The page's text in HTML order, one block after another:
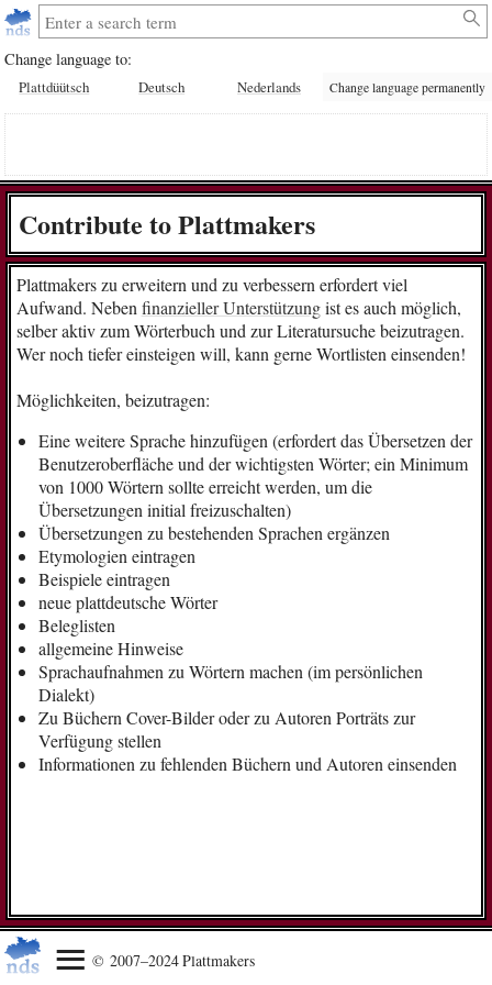
Change language to:
Plattdüütsch Deutsch Nederlands Change language permanently
Contribute to Plattmakers
Plattmakers zu erweitern und zu verbessern erfordert viel
Aufwand. Neben finanzieller Unterstützungist es auch möglich,
selber aktiv zum Wörterbuch und zur Literatursuche beizutragen.
Wer noch tiefer einsteigen will, kann gerne Wortlisten einsenden!
Möglichkeiten, beizutragen:
Eine weitere Sprache hinzufügen (erfordert das Übersetzen der
Benutzeroberfläche und der wichtigsten Wörter; ein Minimum
von 1000 Wörtern sollte erreicht werden, um die
Übersetzungen initial freizuschalten)
Übersetzungen zu bestehenden Sprachen ergänzen
Etymologien eintragen
Beispiele eintragen
neue plattdeutsche Wörter
Beleglisten
allgemeine Hinweise
Sprachaufnahmen zu Wörtern machen (im persönlichen
Dialekt)
Zu Büchern Cover-Bilder oder zu Autoren Porträts zur
Verfügung stellen
Informationen zu fehlenden Büchern und Autoren einsenden
© 2007–2024 Plattmakers